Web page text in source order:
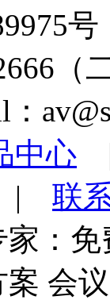
号
中心
| 联
：
会